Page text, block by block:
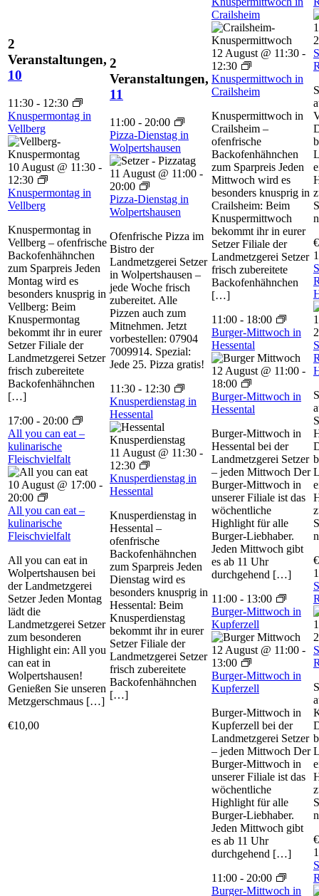
2
Veranstaltungen,
10
11:30 - 12:30
Knuspermontag in
Vellberg
10 August @ 11:30 -
12:30
Knuspermontag in
Vellberg
Knuspermontag in
Vellberg – ofenfrische
Backofenhähnchen
zum Sparpreis Jeden
Montag wird es
besonders knusprig in
Vellberg: Beim
Knuspermontag
bekommt ihr in eurer
Setzer Filiale der
Landmetzgerei Setzer
frisch zubereitete
Backofenhähnchen
[…]
17:00 - 20:00
All you can eat –
kulinarische
Fleischvielfalt
10 August @ 17:00 -
20:00
All you can eat –
kulinarische
Fleischvielfalt
All you can eat in
Wolpertshausen bei
der Landmetzgerei
Setzer Jeden Montag
lädt die
Landmetzgerei Setzer
zum besonderen
Highlight ein: All you
can eat in
Wolpertshausen!
Genießen Sie unseren
Metzgerschmaus […]
€10,00
2
Veranstaltungen,
11
11:00 - 20:00
Pizza-Dienstag in
Wolpertshausen
11 August @ 11:00 -
20:00
Pizza-Dienstag in
Wolpertshausen
Ofenfrische Pizza im
Bistro der
Landmetzgerei Setzer
in Wolpertshausen –
jede Woche frisch
zubereitet. Alle
Pizzen auch zum
Mitnehmen. Jetzt
vorbestellen: 07904
7009914. Spezial:
Jede 25. Pizza gratis!
11:30 - 12:30
Knusperdienstag in
Hessental
11 August @ 11:30 -
12:30
Knusperdienstag in
Hessental
Knusperdienstag in
Hessental –
ofenfrische
Backofenhähnchen
zum Sparpreis Jeden
Dienstag wird es
besonders knusprig in
Hessental: Beim
Knusperdienstag
bekommt ihr in eurer
Setzer Filiale der
Landmetzgerei Setzer
frisch zubereitete
Backofenhähnchen
[…]
Crailsheim
12 August @ 11:30 -
12:30
Knuspermittwoch in
Crailsheim
Knuspermittwoch in
Crailsheim –
ofenfrische
Backofenhähnchen
zum Sparpreis Jeden
Mittwoch wird es
besonders knusprig in
Crailsheim: Beim
Knuspermittwoch
bekommt ihr in eurer
Setzer Filiale der
Landmetzgerei Setzer
frisch zubereitete
Backofenhähnchen
[…]
11:00 - 18:00
Burger-Mittwoch in
Hessental
12 August @ 11:00 -
18:00
Burger-Mittwoch in
Hessental
Burger-Mittwoch in
Hessental bei der
Landmetzgerei Setzer
– jeden Mittwoch Der
Burger-Mittwoch in
unserer Filiale ist das
wöchentliche
Highlight für alle
Burger-Liebhaber.
Jeden Mittwoch gibt
es ab 11 Uhr
durchgehend […]
11:00 - 13:00
Burger-Mittwoch in
Kupferzell
12 August @ 11:00 -
13:00
Burger-Mittwoch in
Kupferzell
Burger-Mittwoch in
Kupferzell bei der
Landmetzgerei Setzer
– jeden Mittwoch Der
Burger-Mittwoch in
unserer Filiale ist das
wöchentliche
Highlight für alle
Burger-Liebhaber.
Jeden Mittwoch gibt
es ab 11 Uhr
durchgehend […]
11:00 - 20:00
Burger-Mittwoch in